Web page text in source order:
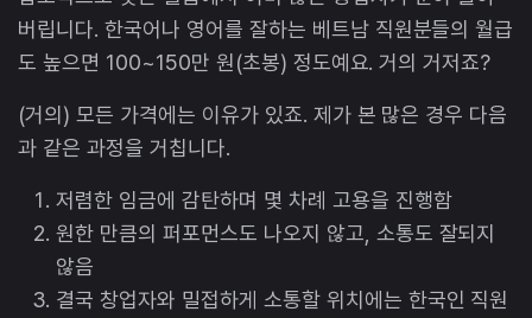
버립니다. 한국어나 영어를 잘하는 베트남 직원분들의 월급
도 높으면 100~150만 원(초봉) 정도예요. 거의 거저죠?
(거의) 모든 가격에는 이유가 있죠. 제가 본 많은 경우 다음
과 같은 과정을 거칩니다.
저렴한 임금에 감탄하며 몇 차례 고용을 진행함
원한 만큼의 퍼포먼스도 나오지 않고, 소통도 잘되지
않음
결국 창업자와 밀접하게 소통할 위치에는 한국인 직원